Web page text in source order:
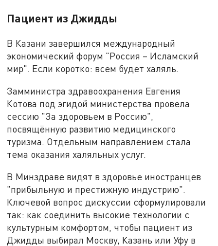
Пациент из Джидды
В Казани завершился международный
экономический форум "Россия – Исламский
мир". Если коротко: всем будет халяль.
Замминистра здравоохранения Евгения
Котова под эгидой министерства провела
сессию "За здоровьем в Россию",
посвящённую развитию медицинского
туризма. Отдельным направлением стала
тема оказания халяльных услуг.
В Минздраве видят в здоровье иностранцев
"прибыльную и престижную индустрию".
Ключевой вопрос дискуссии сформулировали
так: как соединить высокие технологии с
культурным комфортом, чтобы пациент из
Джидды выбирал Москву, Казань или Уфу в